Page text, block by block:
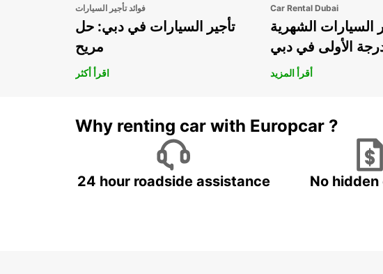
فوائد تأجير السيارات
تأجير السيارات في دبي: حل
مريح
اقرأ أكثر
Car Rental Dubai
السيارات الشهرية
الأولى في دبي
أقرأ المزيد
Why renting car with Europcar ?
24 hour roadside assistance No